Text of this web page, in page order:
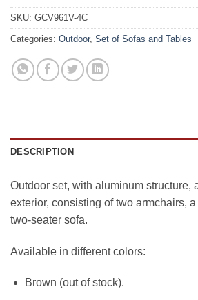
SKU: GCV961V-4C
Categories: Outdoor, Set of Sofas and Tables
DESCRIPTION
Outdoor set, with aluminum structure,
exterior, consisting of two armchairs,
two-seater sofa.
Available in different colors:
Brown (out of stock).